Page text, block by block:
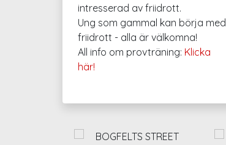
intresserad av friidrott.
Ung som gammal kan börja med
friidrott - alla är välkomna!
All info om provträning: Klicka
här!